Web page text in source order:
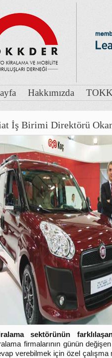
Hakkımızda
İş Birimi Direktörü
sektörünün
firmalarının günün
verebilmek için özel çalışma